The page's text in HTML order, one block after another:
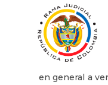
en general a